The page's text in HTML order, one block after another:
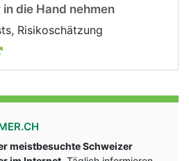
die Hand nehmen
Risikoschätzung
meistbesuchte Schweizer